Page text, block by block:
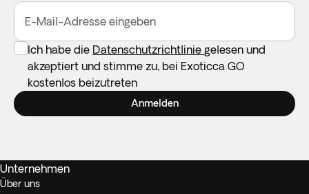
E-Mail-Adresse eingeben
Ich habe die Datenschutzrichtlinie gelesen und
akzeptiert und stimme zu, bei Exoticca GO
kostenlos beizutreten
Anmelden
Unternehmen
Über uns